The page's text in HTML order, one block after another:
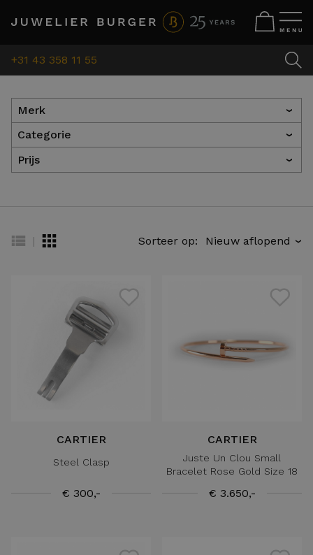
+31 43 358 11 55
Merk ›
Categorie ›
Prijs ›
| Sorteer op: ›
CARTIER
Steel Clasp
€ 300,-
CARTIER
Juste Un Clou Small
Bracelet Rose Gold Size 18
€ 3.650,-